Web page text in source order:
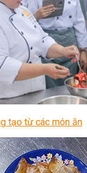
tạo từ các món ăn